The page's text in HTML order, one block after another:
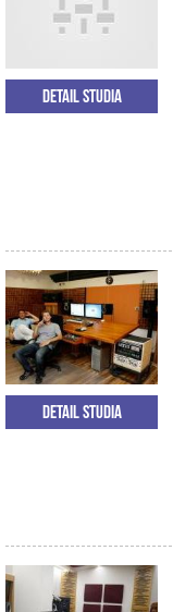
Detail studia
Detail studia